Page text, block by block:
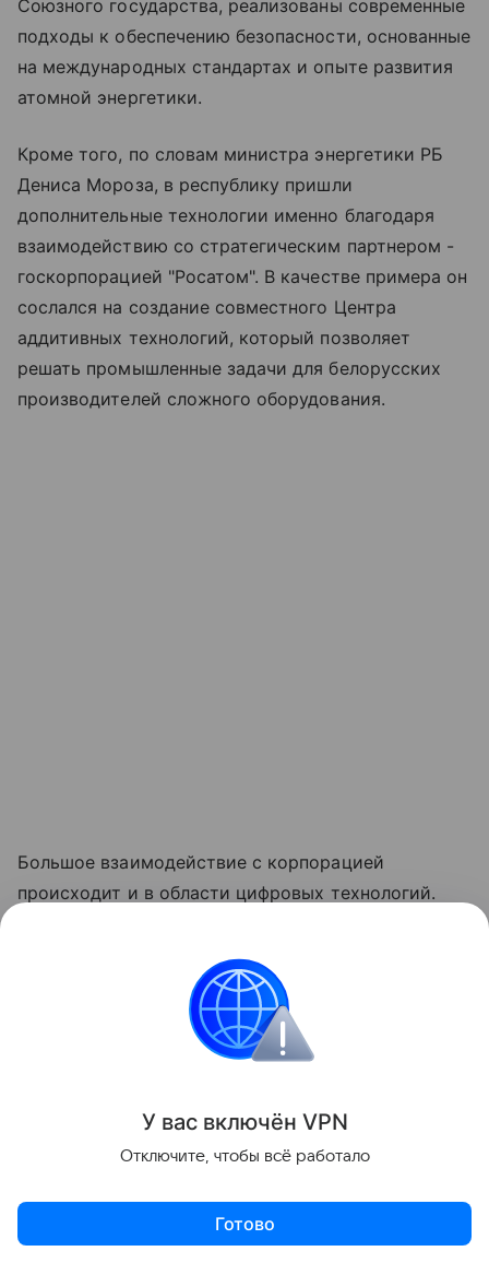
Союзного государства, реализованы современные
подходы к обеспечению безопасности, основанные
на международных стандартах и опыте развития
атомной энергетики.
Кроме того, по словам министра энергетики РБ
Дениса Мороза, в республику пришли
дополнительные технологии именно благодаря
взаимодействию со стратегическим партнером -
госкорпорацией "Росатом". В качестве примера он
сослался на создание совместного Центра
аддитивных технологий, который позволяет
решать промышленные задачи для белорусских
производителей сложного оборудования.
Большое взаимодействие с корпорацией
происходит и в области цифровых технологий.
тренажеры для неатомных энергетических
объектов в РБ. А появление надежного источника
энергии принесло в страну и высокие технологии,
Поделиться
У вас включён VPN
Отключите, чтобы всё работало
Готово